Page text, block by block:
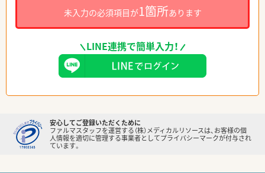
未入力の必須項目が1箇所あります
LINE連携で簡単入力！
安心してご登録いただくために
ファルマスタッフを運営する（株）メディカルリソースは、お客様の個
人情報を適切に管理する事業者としてプライバシーマークが付与され
ています。